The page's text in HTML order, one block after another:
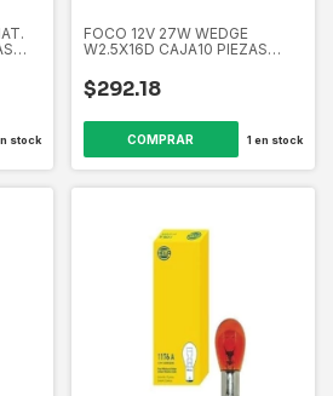
stock
FOCO 12V 27W WEDGE
W2.5X16D CAJA10 PIEZAS
$292.18
1 en stock